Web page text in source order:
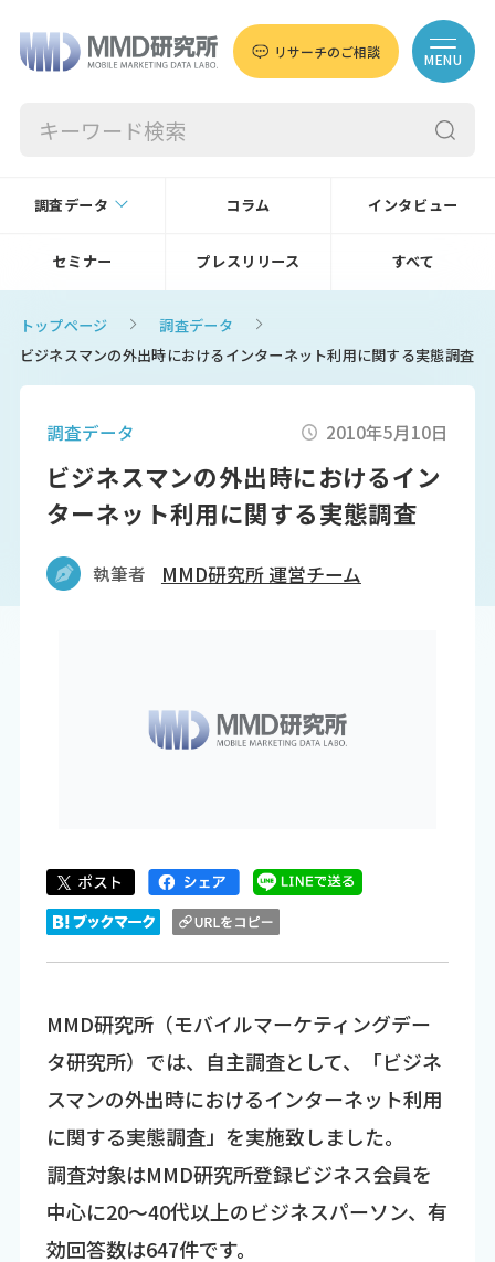
リサーチのご相談 MENU
調査データ コラム インタビュー
セミナー プレスリリース すべて
トップページ
調査データ
ビジネスマンの外出時におけるインターネット利用に関する実態調査
調査データ 2010年5月10日
ビジネスマンの外出時におけるイン
ターネット利用に関する実態調査
執筆者 MMD研究所 運営チーム
MMD研究所（モバイルマーケティングデー
タ研究所）では、自主調査として、「ビジネ
スマンの外出時におけるインターネット利用
に関する実態調査」を実施致しました。
調査対象はMMD研究所登録ビジネス会員を
中心に20～40代以上のビジネスパーソン、有
効回答数は647件です。